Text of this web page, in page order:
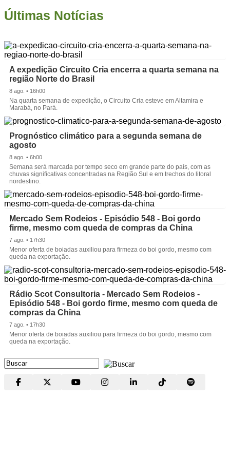
Últimas Notícias
A expedição Circuito Cria encerra a quarta semana na
região Norte do Brasil
8 ago. • 16h00
Na quarta semana de expedição, o Circuito Cria esteve em Altamira e
Marabá, no Pará.
Prognóstico climático para a segunda semana de
agosto
8 ago. • 6h00
Semana será marcada por tempo seco em grande parte do país, com as
chuvas significativas concentradas na Região Sul e em trechos do litoral
nordestino.
Mercado Sem Rodeios - Episódio 548 - Boi gordo
firme, mesmo com queda de compras da China
7 ago. • 17h30
Menor oferta de boiadas auxiliou para firmeza do boi gordo, mesmo com
queda na exportação.
Rádio Scot Consultoria - Mercado Sem Rodeios -
Episódio 548 - Boi gordo firme, mesmo com queda de
compras da China
7 ago. • 17h30
Menor oferta de boiadas auxiliou para firmeza do boi gordo, mesmo com
queda na exportação.